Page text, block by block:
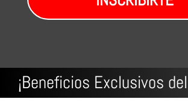
¡Beneficios Exclusivos